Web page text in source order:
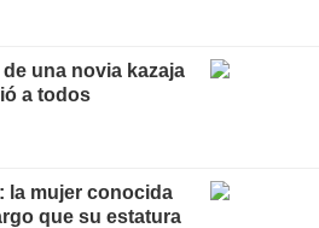
una novia kazaja
a todos
la mujer conocida
que su estatura